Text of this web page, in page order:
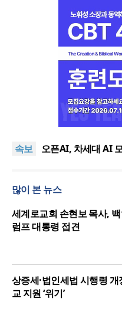
속보
기감 이대위, 감신
34.4% 감소
오픈AI, 차세대 AI
래세대 위한 국가적
기감 이대위, 감신대
2026년 상반기 탈
34.4% 감소
많이 본 뉴스
세계로교회 손현보 목사,
럼프 대통령 접견
상증세·법인세법 시행령
교 지원 ‘위기’